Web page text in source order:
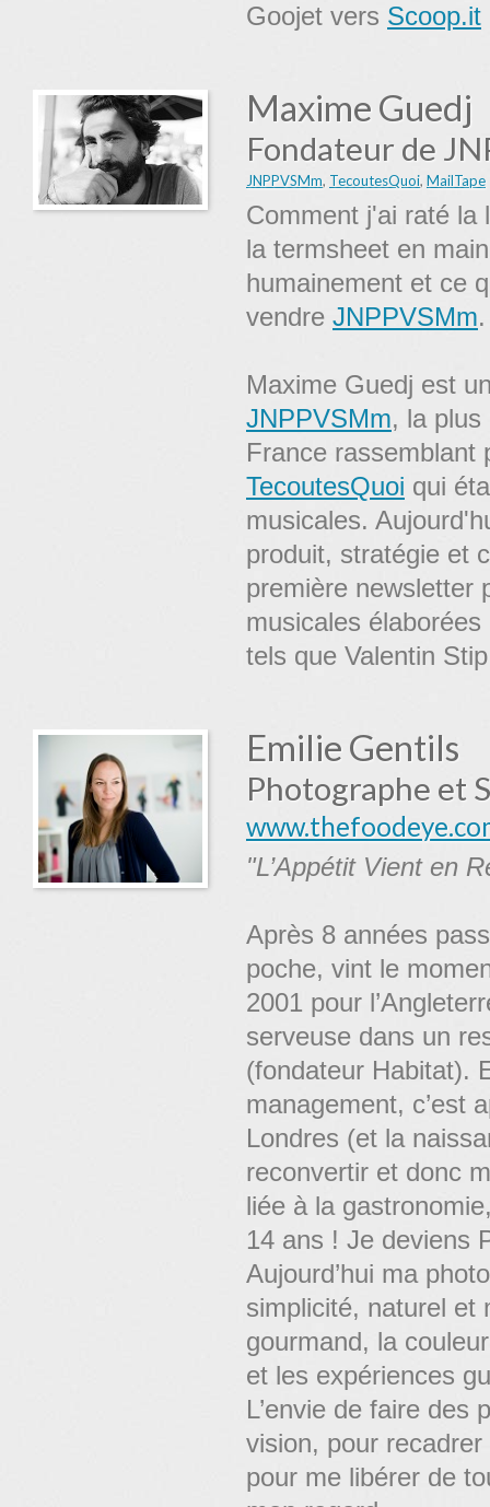
Goojet vers Scoop.it
Maxime Guedj
Fondateur de
JNPPVSMm, TecoutesQuoi, MailTape
Comment j'ai raté
la termsheet en
humainement et ce
vendre JNPPVSMm.
Maxime Guedj est
JNPPVSMm, la plus
France rassemblant
TecoutesQuoi qui
musicales.
produit, stratégie et
première newsletter
musicales
tels que Valentin
Emilie Gentils
Photographe et
"L’Appétit Vient en
Après 8 années
poche, vint le
2001 pour
serveuse dans un
(fondateur Habitat).
management, c’est
Londres (et la
reconvertir et donc
liée à la
14 ans ! Je deviens
Aujourd’hui ma
simplicité, naturel et
gourmand, la
et les expériences
L’envie de faire des
vision, pour
pour me libérer de